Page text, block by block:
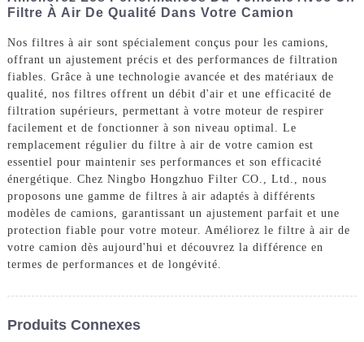
Filtre À Air De Qualité Dans Votre Camion
Nos filtres à air sont spécialement conçus pour les camions,
offrant un ajustement précis et des performances de filtration
fiables. Grâce à une technologie avancée et des matériaux de
qualité, nos filtres offrent un débit d'air et une efficacité de
filtration supérieurs, permettant à votre moteur de respirer
facilement et de fonctionner à son niveau optimal. Le
remplacement régulier du filtre à air de votre camion est
essentiel pour maintenir ses performances et son efficacité
énergétique. Chez Ningbo Hongzhuo Filter CO., Ltd., nous
proposons une gamme de filtres à air adaptés à différents
modèles de camions, garantissant un ajustement parfait et une
protection fiable pour votre moteur. Améliorez le filtre à air de
votre camion dès aujourd'hui et découvrez la différence en
termes de performances et de longévité.
Produits Connexes